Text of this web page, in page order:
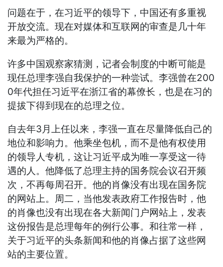
问题在于，在习近平的领导下，中国还有多重视
开放交流。现在对媒体和互联网的审查是几十年
来最为严格的。
许多中国观察家猜测，记者会制度的中断可能是
现任总理李强自我保护的一种尝试。李强曾在200
0年代担任习近平在浙江省的幕僚长，也是在习的
提拔下得到现在的总理之位。
自去年3月上任以来，李强一直在尽量降低自己的
地位和影响力。他乘坐包机，而不是他有权使用
的领导人专机，这让习近平成为唯一享受这一待
遇的人。他降低了总理主持的国务院会议召开频
次，不再每周召开。他的肖像没有出现在国务院
的网站上。周二，当他发表政府工作报告时，他
的肖像也没有出现在各大新闻门户网站上，发表
这份报告是总理每年的例行公事。和往常一样，
关于习近平的头条新闻和他的肖像占据了这些网
站的主要位置。